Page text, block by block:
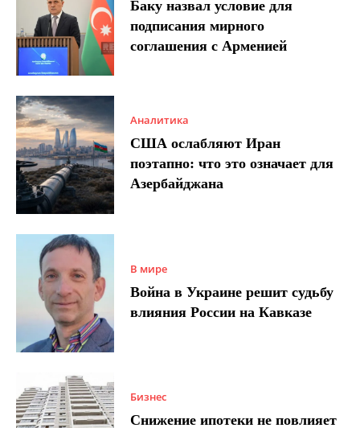
Баку назвал условие для
подписания мирного
соглашения с Арменией
Аналитика
США ослабляют Иран
поэтапно: что это означает для
Азербайджана
В мире
Война в Украине решит судьбу
влияния России на Кавказе
Бизнес
Снижение ипотеки не повлияет